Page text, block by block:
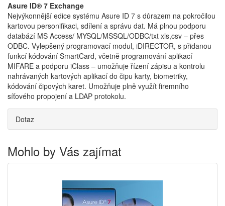
Asure ID® 7 Exchange
Nejvýkonnější edice systému Asure ID 7 s důrazem na pokročilou
kartovou personifikaci, sdílení a správu dat. Má plnou podporu
databází MS Access/ MYSQL/MSSQL/ODBC/txt xls,csv – přes
ODBC. Vylepšený programovací modul, iDIRECTOR, s přidanou
funkcí kódování SmartCard, včetně programování aplikací
MIFARE a podporu iClass – umožňuje řízení zápisu a kontrolu
nahrávaných kartových aplikací do čipu karty, biometriky,
kódování čipových karet. Umožňuje plně využít firemního
síťového propojení a LDAP protokolu.
Dotaz
Mohlo by Vás zajímat